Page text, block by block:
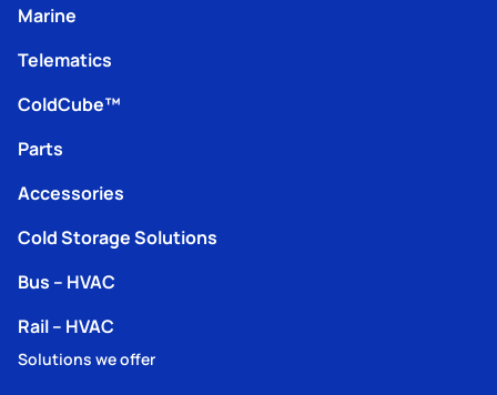
Marine
Telematics
ColdCube™
Parts
Accessories
Cold Storage Solutions
Bus – HVAC
Rail – HVAC
Solutions we offer